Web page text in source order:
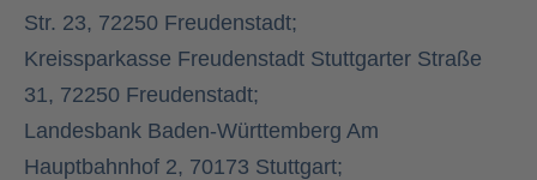
Str. 23, 72250 Freudenstadt;
Kreissparkasse Freudenstadt Stuttgarter Straße
31, 72250 Freudenstadt;
Landesbank Baden-Württemberg Am
Hauptbahnhof 2, 70173 Stuttgart;